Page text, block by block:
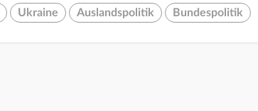
Ukraine Auslandspolitik Bundespolitik